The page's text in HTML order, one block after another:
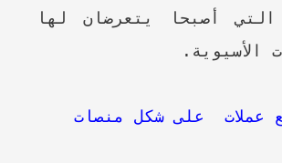
التي أصبحا يتعرضان لها
الأسيوية.
عملات على شكل منصات